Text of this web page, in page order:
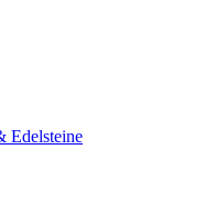
Edelsteine